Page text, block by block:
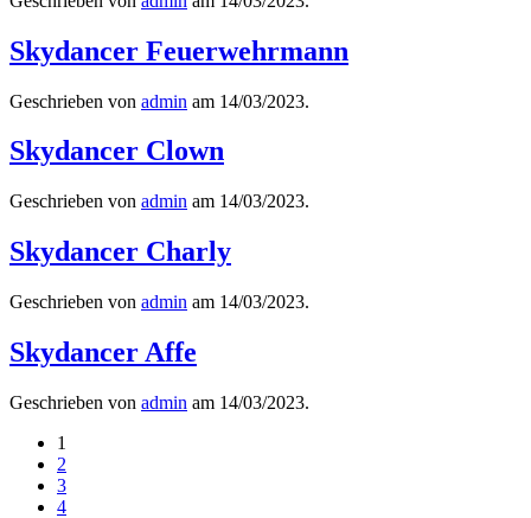
Skydancer Feuerwehrmann
Geschrieben von admin am 14/03/2023.
Skydancer Clown
Geschrieben von admin am 14/03/2023.
Skydancer Charly
Geschrieben von admin am 14/03/2023.
Skydancer Affe
Geschrieben von admin am 14/03/2023.
1
2
3
4